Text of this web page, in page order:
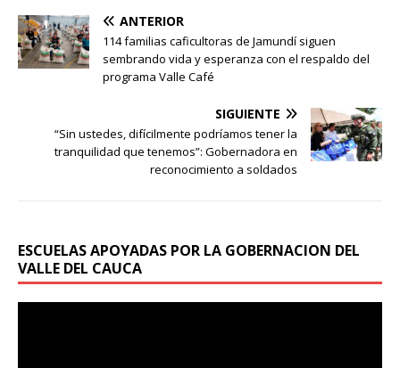
ANTERIOR
114 familias caficultoras de Jamundí siguen
sembrando vida y esperanza con el respaldo del
programa Valle Café
SIGUIENTE
“Sin ustedes, difícilmente podríamos tener la
tranquilidad que tenemos”: Gobernadora en
reconocimiento a soldados
ESCUELAS APOYADAS POR LA GOBERNACION DEL
VALLE DEL CAUCA